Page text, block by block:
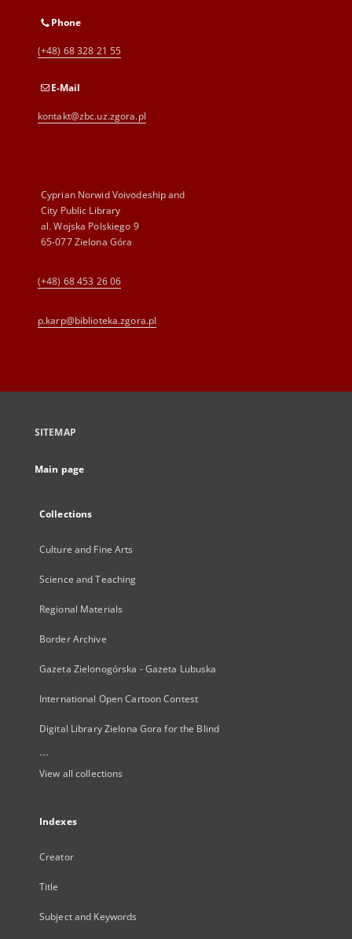
Phone
(+48) 68 328 21 55
E-Mail
kontakt@zbc.uz.zgora.pl
Cyprian Norwid Voivodeship and
City Public Library
al. Wojska Polskiego 9
65-077 Zielona Góra
(+48) 68 453 26 06
p.karp@biblioteka.zgora.pl
SITEMAP
Main page
Collections
Culture and Fine Arts
Science and Teaching
Regional Materials
Border Archive
Gazeta Zielonogórska - Gazeta Lubuska
International Open Cartoon Contest
Digital Library Zielona Gora for the Blind
...
View all collections
Indexes
Creator
Title
Subject and Keywords